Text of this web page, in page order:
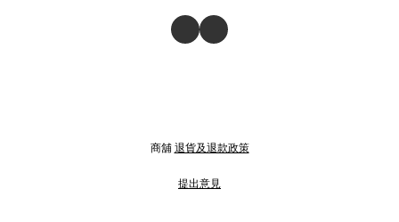
商舖退貨及退款政策
提出意見